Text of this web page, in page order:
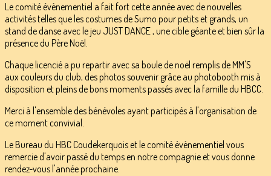
Le comité évènementiel a fait fort cette année avec de nouvelles
activités telles que les costumes de Sumo pour petits et grands, un
stand de danse avec le jeu JUST DANCE , une cible géante et bien sûr la
présence du Père Noël.
Chaque licencié a pu repartir avec sa boule de noël remplis de MM'S
aux couleurs du club, des photos souvenir grâce au photobooth mis à
disposition et pleins de bons moments passés avec la famille du HBCC.
Merci à l'ensemble des bénévoles ayant participés à l'organisation de
ce moment convivial.
Le Bureau du HBC Coudekerquois et le comité évènementiel vous
remercie d'avoir passé du temps en notre compagnie et vous donne
rendez-vous l'année prochaine.